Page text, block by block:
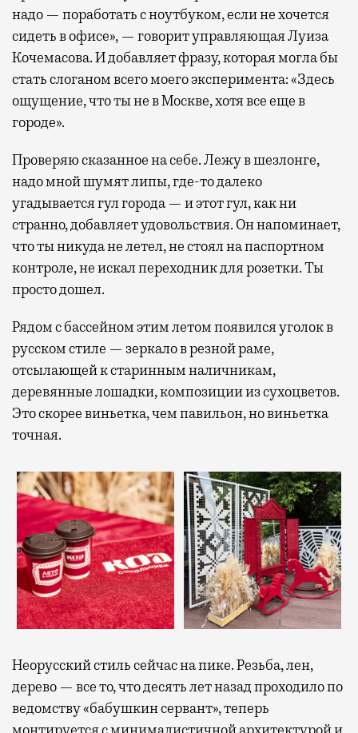
надо — поработать с ноутбуком, если не хочется
сидеть в офисе», — говорит управляющая Луиза
Кочемасова. И добавляет фразу, которая могла бы
стать слоганом всего моего эксперимента: «Здесь
ощущение, что ты не в Москве, хотя все еще в
городе».
Проверяю сказанное на себе. Лежу в шезлонге,
надо мной шумят липы, где-то далеко
угадывается гул города — и этот гул, как ни
странно, добавляет удовольствия. Он напоминает,
что ты никуда не летел, не стоял на паспортном
контроле, не искал переходник для розетки. Ты
просто дошел.
Рядом с бассейном этим летом появился уголок в
русском стиле — зеркало в резной раме,
отсылающей к старинным наличникам,
деревянные лошадки, композиции из сухоцветов.
Это скорее виньетка, чем павильон, но виньетка
точная.
Неорусский стиль сейчас на пике. Резьба, лен,
дерево — все то, что десять лет назад проходило по
ведомству «бабушкин сервант», теперь